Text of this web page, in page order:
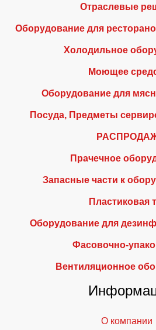
Отраслевые
Оборудование для
Холодильное
Моющее
Оборудование для
Посуда, Предметы
Прачечное
Запасные части к
Пластиковая
Оборудование для
Фасовочно-
Вентиляционное
О компании